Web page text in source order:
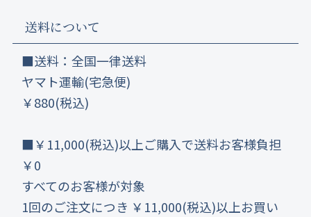
送料について
■送料：全国一律送料
ヤマト運輸(宅急便)
￥880(税込)
■￥11,000(税込)以上ご購入で送料お客様負担
￥0
すべてのお客様が対象
1回のご注文につき ￥11,000(税込)以上お買い